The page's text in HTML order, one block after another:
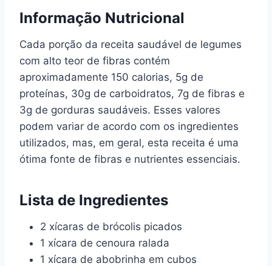
Informação Nutricional
Cada porção da receita saudável de legumes
com alto teor de fibras contém
aproximadamente 150 calorias, 5g de
proteínas, 30g de carboidratos, 7g de fibras e
3g de gorduras saudáveis. Esses valores
podem variar de acordo com os ingredientes
utilizados, mas, em geral, esta receita é uma
ótima fonte de fibras e nutrientes essenciais.
Lista de Ingredientes
2 xícaras de brócolis picados
1 xícara de cenoura ralada
1 xícara de abobrinha em cubos